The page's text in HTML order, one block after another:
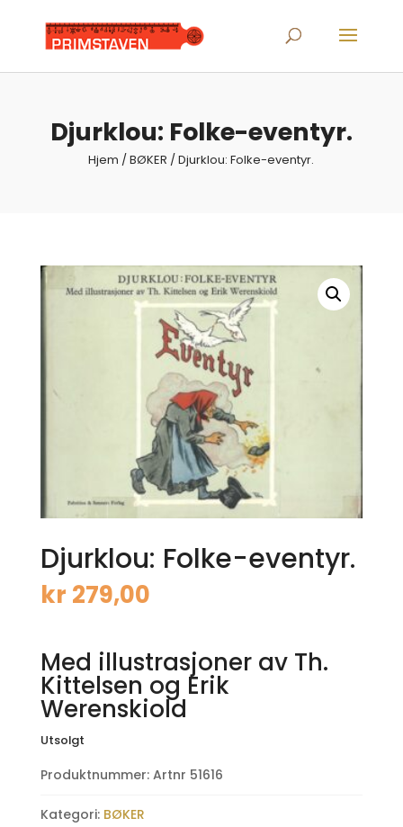
search
Djurklou: Folke-eventyr.
Hjem /BØKER / Djurklou: Folke-eventyr.
Djurklou: Folke-eventyr.
kr 279,00
Med illustrasjoner av Th.
Kittelsen og Erik
Werenskiold
Utsolgt
Produktnummer: Artnr 51616
Kategori: BØKER